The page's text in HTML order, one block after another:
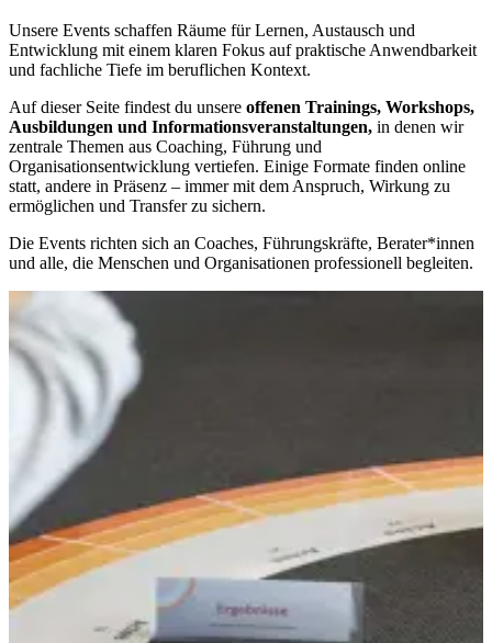
Unsere Events schaffen Räume für Lernen, Austausch und
Entwicklung mit einem klaren Fokus auf praktische Anwendbarkeit
und fachliche Tiefe im beruflichen Kontext.
Auf dieser Seite findest du unsere offenen Trainings, Workshops,
Ausbildungen und Informationsveranstaltungen, in denen wir
zentrale Themen aus Coaching, Führung und
Organisationsentwicklung vertiefen. Einige Formate finden online
statt, andere in Präsenz – immer mit dem Anspruch, Wirkung zu
ermöglichen und Transfer zu sichern.
Die Events richten sich an Coaches, Führungskräfte, Berater*innen
und alle, die Menschen und Organisationen professionell begleiten.